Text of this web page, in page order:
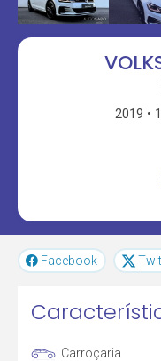
2019
Facebook
Carroçaria